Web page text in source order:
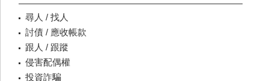
尋人 / 找人
討債 / 應收帳款
跟人 / 跟蹤
侵害配偶權
投資詐騙